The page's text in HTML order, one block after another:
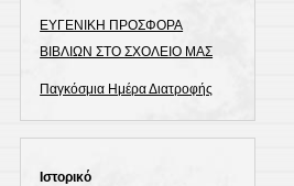
ΕΥΓΕΝΙΚΗ ΠΡΟΣΦΟΡΑ
ΒΙΒΛΙΩΝ ΣΤΟ ΣΧΟΛΕΙΟ ΜΑΣ
Παγκόσμια Ημέρα Διατροφής
Ιστορικό